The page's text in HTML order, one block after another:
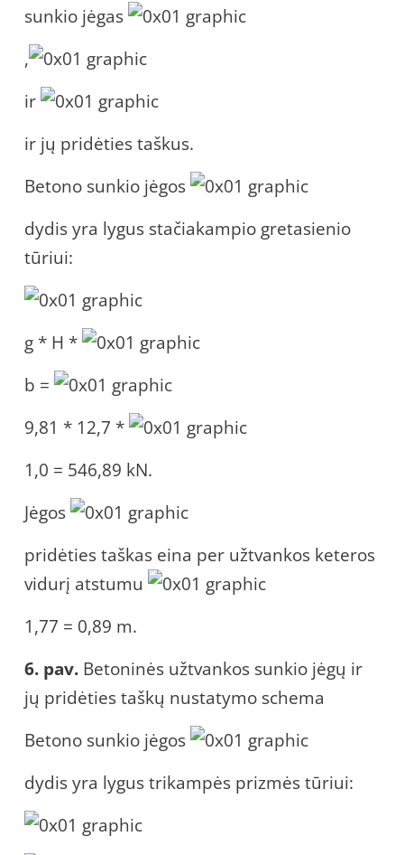
sunkio jėgas
,
ir
ir jų pridėties taškus.
Betono sunkio jėgos
dydis yra lygus stačiakampio gretasienio
tūriui:
g * H *
b =
9,81 * 12,7 *
1,0 = 546,89 kN.
Jėgos
pridėties taškas eina per užtvankos keteros
vidurį atstumu
1,77 = 0,89 m.
6. pav. Betoninės užtvankos sunkio jėgų ir
jų pridėties taškų nustatymo schema
Betono sunkio jėgos
dydis yra lygus trikampės prizmės tūriui: